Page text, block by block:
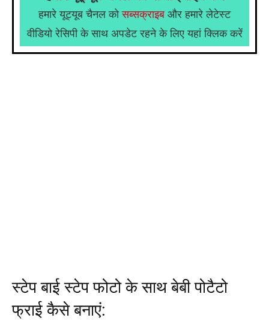
हमारे यूट्यूब चैनल कोसब्सक्राइब और हमारे लेटेस्ट
वीडियो रेसिपी के साथ अपडेट रहने के लिए यहां क्लिक करें
स्टेप बाई स्टेप फोटो के साथ बेबी पोटैटो
फ्राई कैसे बनाएं: